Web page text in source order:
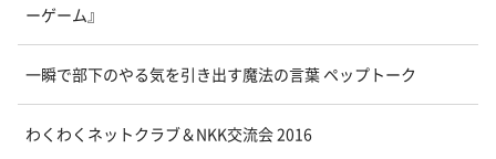
ーゲーム』
一瞬で部下のやる気を引き出す魔法の言葉 ペップトーク
わくわくネットクラブ＆NKK交流会 2016